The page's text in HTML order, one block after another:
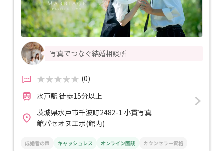
写真でつなぐ結婚相談所
(0)
水戸駅 徒歩15分以上
茨城県水戸市千波町2482-1 小貫写真
館パセオヌエボ(館内)
成婚者の声 キャッシュレス オンライン面談 カウンセラー資格